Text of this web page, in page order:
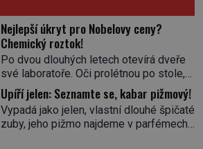
Nejlepší úkryt pro Nobelovy ceny?
Chemický roztok!
Po dvou dlouhých letech otevírá dveře
své laboratoře. Oči prolétnou po stole,
aby pak ulpěly na regálu, kde se nachází
všemožné látky. Hledá žluto-oranžovou
tekutinu, jakmile ji zahlédne, nesmírně
se mu uleví. Teď může svůj plán
Upíří jelen: Seznamte se, kabar pižmový!
Vypadá jako jelen, vlastní dlouhé špičaté
zuby, jeho pižmo najdeme v parfémech